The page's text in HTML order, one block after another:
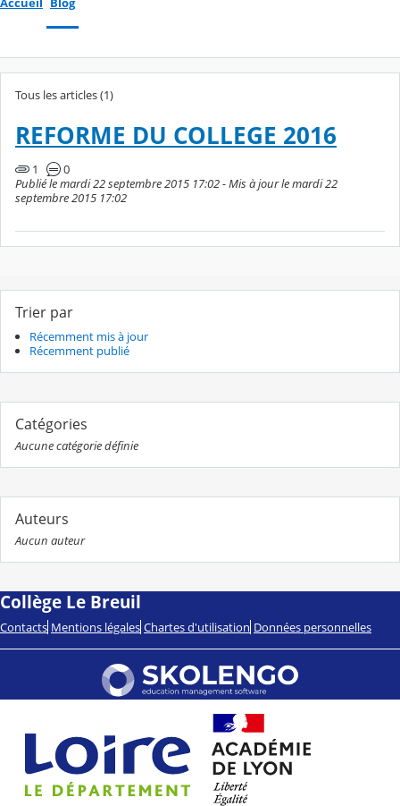
Tous les articles (1)
REFORME DU COLLEGE 2016
1
0
Publié le mardi 22 septembre 2015 17:02 - Mis à jour le mardi 22
septembre 2015 17:02
Trier par
Récemment mis à jour
Récemment publié
Catégories
Aucune catégorie définie
Auteurs
Aucun auteur
Collège Le Breuil
Contacts Mentions légales Chartes d'utilisation Données personnelles